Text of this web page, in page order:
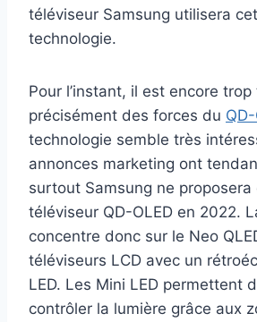
téléviseur Samsung utilisera
technologie.
Pour l’instant, il est encore
précisément des forces du
technologie semble très
annonces marketing ont
surtout Samsung ne proposera
téléviseur QD-OLED en 2022.
concentre donc sur le Neo
téléviseurs LCD avec un
LED. Les Mini LED permettent
contrôler la lumière grâce aux